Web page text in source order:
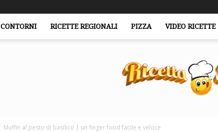
CONTORNI RICETTE REGIONALI PIZZA VIDEO RICETTE
Muffin al pesto di basilico | un finger food facile e veloce